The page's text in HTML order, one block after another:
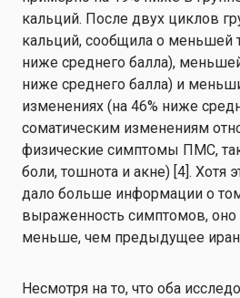
кальций. После двух циклов
кальций, сообщила о меньшей
ниже среднего балла),
ниже среднего балла) и
изменениях (на 46% ниже
соматическим изменениям
физические симптомы ПМС,
боли, тошнота и акне) [4]. Хотя
дало больше информации о
выраженность симптомов, оно
меньше, чем предыдущее
Несмотря на то, что оба